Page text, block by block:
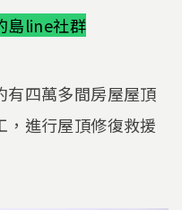
島line社群
有四萬多間房屋屋頂
，進行屋頂修復救援